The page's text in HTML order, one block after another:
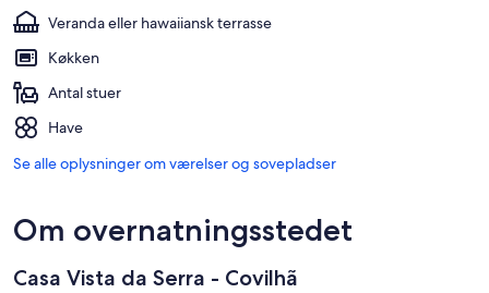
Veranda eller hawaiiansk terrasse
Køkken
Antal stuer
Have
Se alle oplysninger om værelser og sovepladser
Om overnatningsstedet
Casa Vista da Serra - Covilhã